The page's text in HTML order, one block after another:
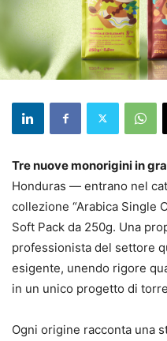
Tre nuove monorigini in
Honduras — entrano nel
collezione “Arabica Single
Soft Pack da 250g. Una
professionista del settore
esigente, unendo rigore
in un unico progetto di
Ogni origine racconta una